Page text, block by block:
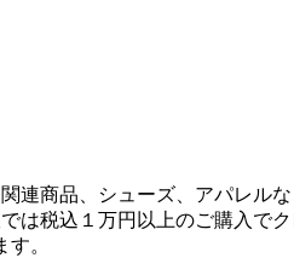
連商品、シューズ、アパレル
は税込１万円以上のご購入で
。